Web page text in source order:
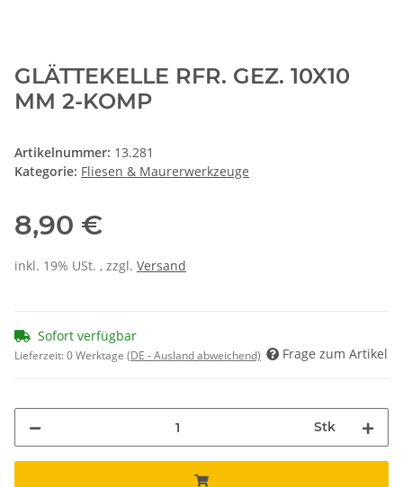
GLÄTTEKELLE RFR. GEZ. 10X10
MM 2-KOMP
Artikelnummer: 13.281
Kategorie: Fliesen & Maurerwerkzeuge
8,90 €
inkl. 19% USt. , zzgl. Versand
Sofort verfügbar
Lieferzeit:0 Werktage (DE - Ausland abweichend) Frage zum Artikel
Stk